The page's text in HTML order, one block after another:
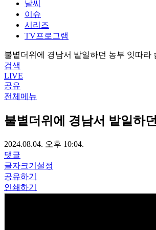
날씨
이슈
시리즈
TV프로그램
불볕더위에 경남서 밭일하던 농부 잇따라
검색
LIVE
공유
전체메뉴
불볕더위에 경남서 밭일하
2024.08.04. 오후 10:04.
댓글
글자크기설정
공유하기
인쇄하기